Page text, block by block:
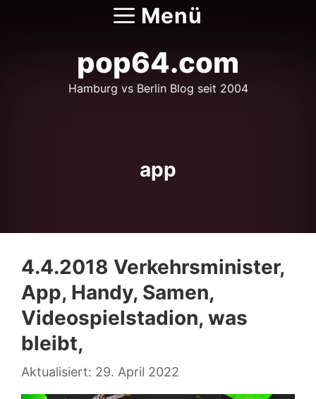
Menü
pop64.com
Hamburg vs Berlin Blog seit 2004
app
4.4.2018 Verkehrsminister,
App, Handy, Samen,
Videospielstadion, was
bleibt,
29. April 2022